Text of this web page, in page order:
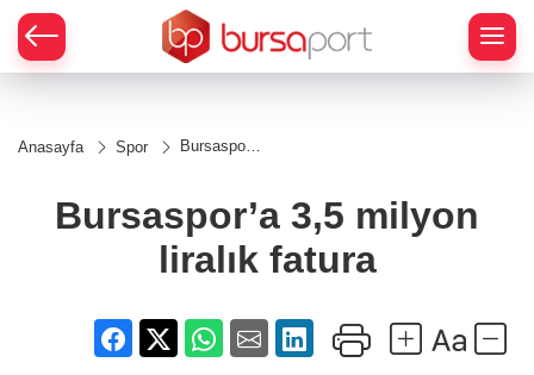
Anasayfa Spor
Bursaspor’a
Bursaspor’a 3,5 milyon
liralık fatura